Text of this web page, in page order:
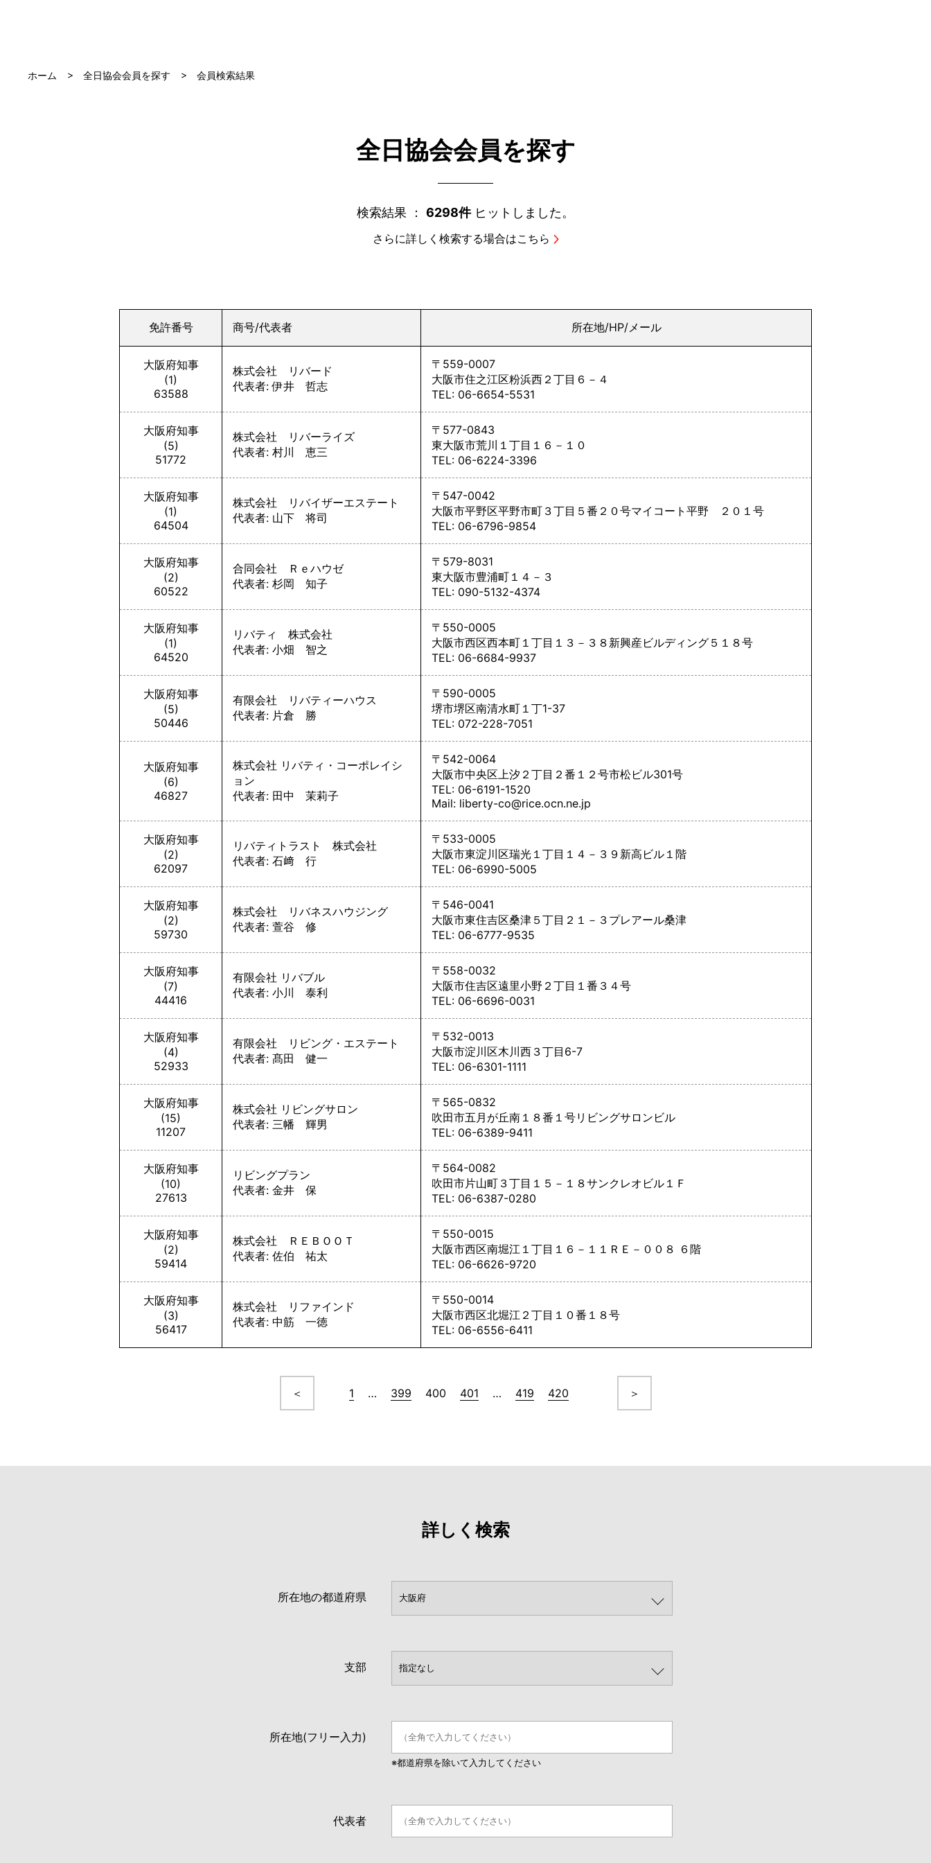
ホーム 全日協会会員を探す 会員検索結果
全日協会会員を探す
検索結果 ： 6298件ヒットしました。
さらに詳しく検索する場合はこちら
免許番号 商号/代表者 所在地/HP/メール
大阪府知事
(1)
63588
株式会社 リバード
代表者: 伊井 哲志
〒559-0007
大阪市住之江区粉浜西２丁目６－４
TEL: 06-6654-5531
大阪府知事
(5)
51772
株式会社 リバーライズ
代表者: 村川 恵三
〒577-0843
東大阪市荒川１丁目１６－１０
TEL: 06-6224-3396
大阪府知事
(1)
64504
株式会社 リバイザーエステート
代表者: 山下 将司
〒547-0042
大阪市平野区平野市町３丁目５番２０号マイコート平野 ２０１号
TEL: 06-6796-9854
大阪府知事
(2)
60522
合同会社 Ｒｅハウゼ
代表者: 杉岡 知子
〒579-8031
東大阪市豊浦町１４－３
TEL: 090-5132-4374
大阪府知事
(1)
64520
リバティ 株式会社
代表者: 小畑 智之
〒550-0005
大阪市西区西本町１丁目１３－３８新興産ビルディング５１８号
TEL: 06-6684-9937
大阪府知事
(5)
50446
有限会社 リバティーハウス
代表者: 片倉 勝
〒590-0005
堺市堺区南清水町１丁1-37
TEL: 072-228-7051
大阪府知事
(6)
46827
株式会社 リバティ・コーポレイシ
ョン
代表者: 田中 茉莉子
〒542-0064
大阪市中央区上汐２丁目２番１２号市松ビル301号
TEL: 06-6191-1520
Mail: liberty-co@rice.ocn.ne.jp
大阪府知事
(2)
62097
リバティトラスト 株式会社
代表者: 石﨑 行
〒533-0005
大阪市東淀川区瑞光１丁目１４－３９新高ビル１階
TEL: 06-6990-5005
大阪府知事
(2)
59730
株式会社 リバネスハウジング
代表者: 萱谷 修
〒546-0041
大阪市東住吉区桑津５丁目２１－３プレアール桑津
TEL: 06-6777-9535
大阪府知事
(7)
44416
有限会社 リバブル
代表者: 小川 泰利
〒558-0032
大阪市住吉区遠里小野２丁目１番３４号
TEL: 06-6696-0031
大阪府知事
(4)
52933
有限会社 リビング・エステート
代表者: 髙田 健一
〒532-0013
大阪市淀川区木川西３丁目6-7
TEL: 06-6301-1111
大阪府知事
(15)
11207
株式会社 リビングサロン
代表者: 三幡 輝男
〒565-0832
吹田市五月が丘南１８番１号リビングサロンビル
TEL: 06-6389-9411
大阪府知事
(10)
27613
リビングプラン
代表者: 金井 保
〒564-0082
吹田市片山町３丁目１５－１８サンクレオビル１Ｆ
TEL: 06-6387-0280
大阪府知事
(2)
59414
株式会社 ＲＥＢＯＯＴ
代表者: 佐伯 祐太
〒550-0015
大阪市西区南堀江１丁目１６－１１ＲＥ－００８ ６階
TEL: 06-6626-9720
大阪府知事
(3)
56417
株式会社 リファインド
代表者: 中筋 一徳
〒550-0014
大阪市西区北堀江２丁目１０番１８号
TEL: 06-6556-6411
＜ 1 … 399 400 401 … 419 420 ＞
詳しく検索
所在地の都道府県
支部
所在地(フリー入力)
※都道府県を除いて入力してください
代表者